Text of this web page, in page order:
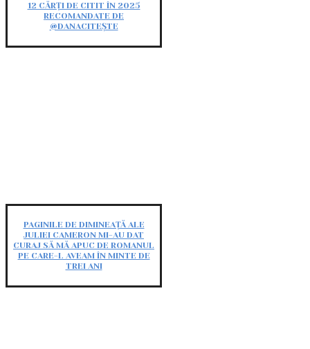
12 CĂRȚI DE CITIT ÎN 2025
RECOMANDATE DE
@DANACITEȘTE
PAGINILE DE DIMINEAȚĂ ALE
JULIEI CAMERON MI-AU DAT
CURAJ SĂ MĂ APUC DE ROMANUL
PE CARE-L AVEAM ÎN MINTE DE
TREI ANI